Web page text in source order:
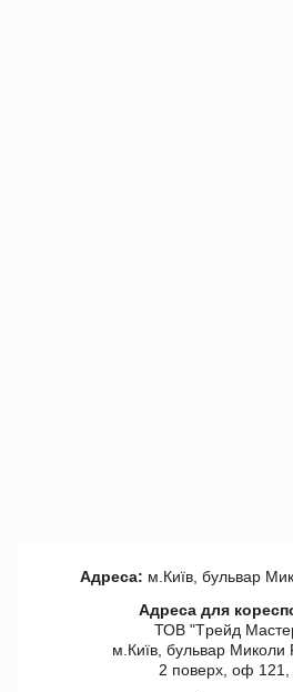
Адреса: м.Київ, бульвар
Адреса для
ТОВ "Tрейд
м.Київ, бульвар Миколи
2 поверх, оф